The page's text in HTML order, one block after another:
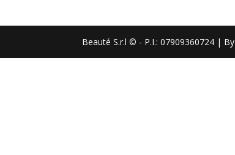
Beauté S.r.l © - P.I.: 07909360724 | By